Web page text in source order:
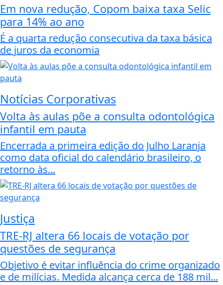
Em nova redução, Copom baixa taxa Selic
para 14% ao ano
É a quarta redução consecutiva da taxa básica
de juros da economia
Notícias Corporativas
Volta às aulas põe a consulta odontológica
infantil em pauta
Encerrada a primeira edição do Julho Laranja
como data oficial do calendário brasileiro, o
retorno às...
Justiça
TRE-RJ altera 66 locais de votação por
questões de segurança
Objetivo é evitar influência do crime organizado
e de milícias. Medida alcança cerca de 188 mil...